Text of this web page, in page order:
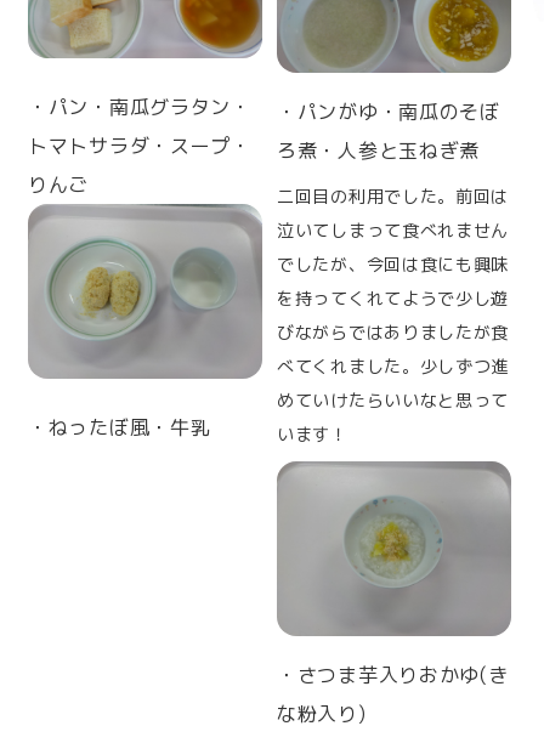
・パン・南瓜グラタン・
トマトサラダ・スープ・
りんご
・ねったぼ風・牛乳
・パンがゆ・南瓜のそぼ
ろ煮・人参と玉ねぎ煮
二回目の利用でした。前回は
泣いてしまって食べれません
でしたが、今回は食にも興味
を持ってくれてようで少し遊
びながらではありましたが食
べてくれました。少しずつ進
めていけたらいいなと思って
います！
・さつま芋入りおかゆ(き
な粉入り)